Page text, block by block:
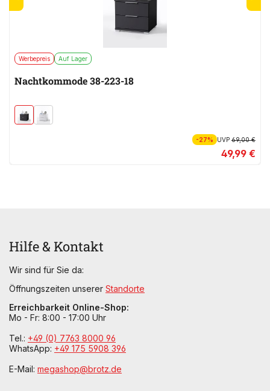
Werbepreis Auf Lager
Nachtkommode 38-223-18
-27% UVP69,00 €
49,99 €
Hilfe & Kontakt
Wir sind für Sie da:
Öffnungszeiten unserer Standorte
Erreichbarkeit Online-Shop:
Mo - Fr: 8:00 - 17:00 Uhr
Tel.: +49 (0) 7763 8000 96
WhatsApp: +49 175 5908 396
E-Mail: megashop@brotz.de